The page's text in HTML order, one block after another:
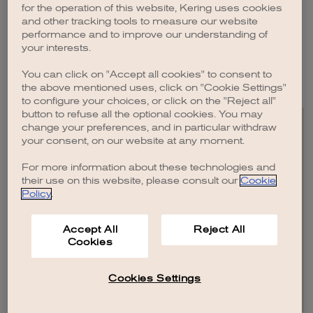
incoraggiare un ambiente di lavoro aperto, stimolante e multiculturale.
Oltre a questo, il suo impegno è diretto anche alla promozione della
diversità e di un miglior equilibrio lavoro-vita privata all’interno del
Béatrice Lazat è francese, si è laureata presso la business school ESCP
Europe e ha conseguito un MBA presso la Georgia State University.
INFORMATIVA SULLA PRIVACY
COOKIES SETTINGS AND DO NOT SELL OR SHARE
for the operation of this website, Kering uses cookies
and other tracking tools to measure our website
performance and to improve our understanding of
your interests.
You can click on "Accept all cookies" to consent to
the above mentioned uses, click on "Cookie Settings"
to configure your choices, or click on the "Reject all"
button to refuse all the optional cookies. You may
change your preferences, and in particular withdraw
your consent, on our website at any moment.
For more information about these technologies and
their use on this website, please consult our Cookie
Policy.
Accept All
Cookies
Reject All
Cookies Settings